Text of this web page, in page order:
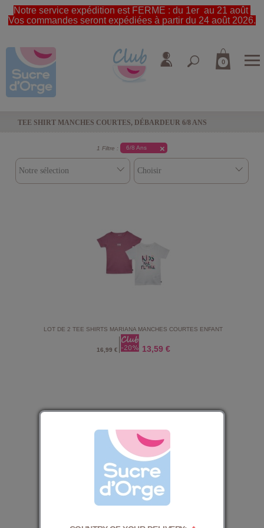
Notre service expédition est FERME : du 1er au 21 août
Vos commandes seront expédiées à partir du 24 août 2026.
0
TEE SHIRT MANCHES COURTES, DÉBARDEUR 6/8 ANS
1 Filtre : 6/8 Ans
LOT DE 2 TEE SHIRTS MARIANA MANCHES COURTES ENFANT
16,99 € 13,59 €